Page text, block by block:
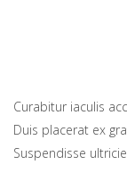
Curabitur iaculis
Duis placerat ex
Suspendisse